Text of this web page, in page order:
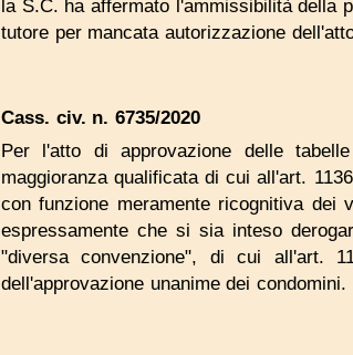
la S.C. ha affermato l'ammissibilità della
tutore per mancata autorizzazione
Cass. civ. n. 6735/2020
Per l'atto di approvazione delle
maggioranza qualificata di cui all'art.
con funzione meramente ricognitiva
espressamente che si sia inteso
"diversa convenzione", di cui all'art.
dell'approvazione unanime dei